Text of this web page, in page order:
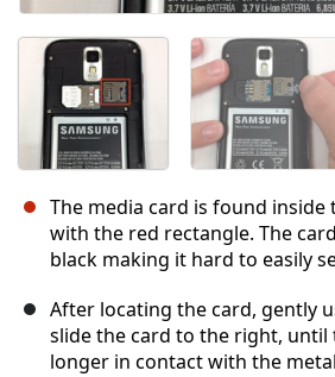
The media card is found inside
with the red rectangle. The
black making it hard to easily
After locating the card, gently
slide the card to the right, until
longer in contact with the